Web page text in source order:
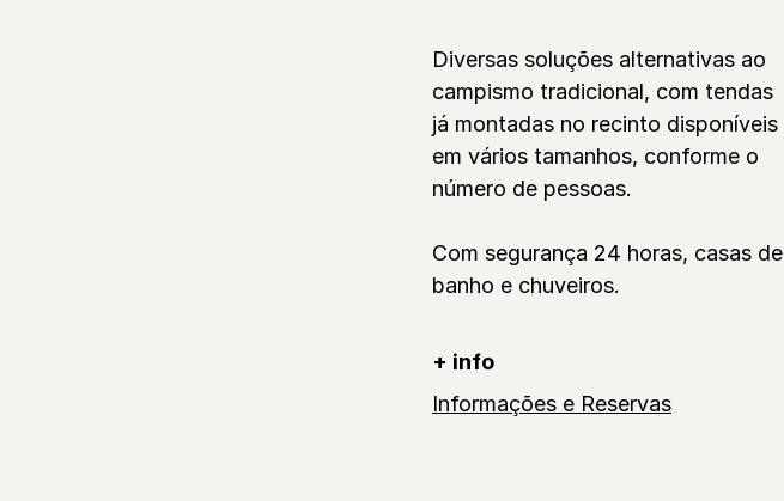
Diversas soluções alternativas ao
campismo tradicional, com tendas
já montadas no recinto disponíveis
em vários tamanhos, conforme o
número de pessoas.
Com segurança 24 horas, casas de
banho e chuveiros.
+ info
Informações e Reservas